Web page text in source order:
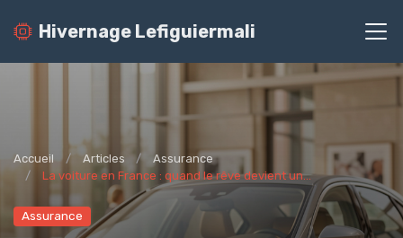
Hivernage Lefiguiermali
Accueil Articles
Assurance
La voiture en France : quand le rêve devient un...
Assurance